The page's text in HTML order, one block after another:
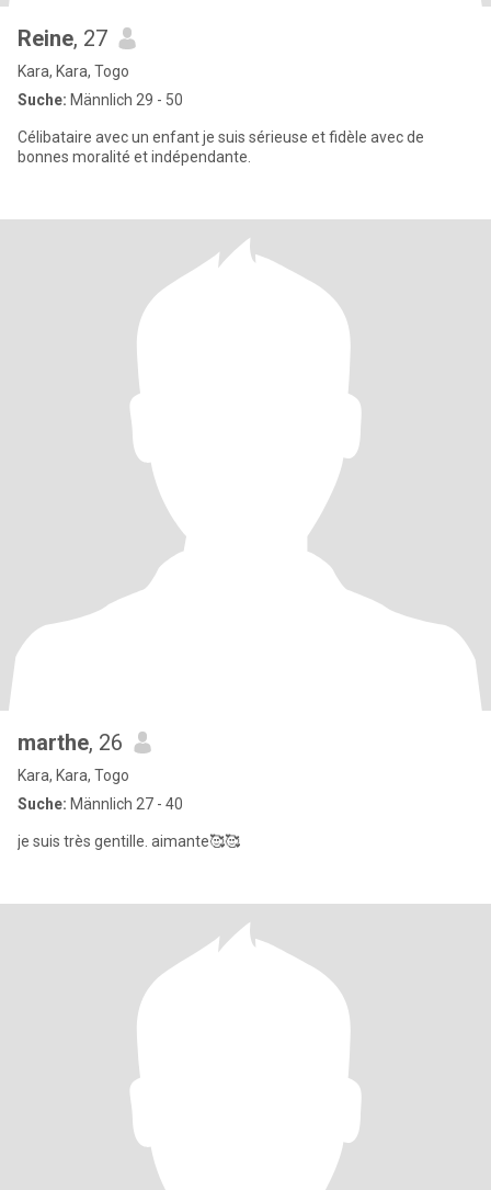
Reine, 27
Kara, Kara, Togo
Suche: Männlich 29 - 50
Célibataire avec un enfant je suis sérieuse et fidèle avec de
bonnes moralité et indépendante.
marthe, 26
Kara, Kara, Togo
Suche: Männlich 27 - 40
je suis très gentille. aimante🥰🥰